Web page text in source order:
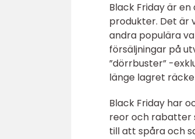
Black Friday är
produkter. Det är
andra populära
försäljningar på
”dörrbuster” -
länge lagret
Black Friday har
reor och rabatter
till att spåra och